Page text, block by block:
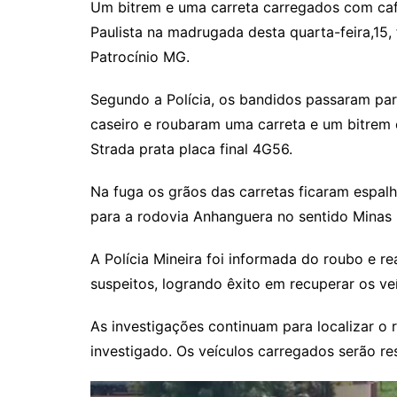
Um bitrem e uma carreta carregados com
Paulista na madrugada desta quarta-
Patrocínio MG.
Segundo a Polícia, os bandidos passaram
caseiro e roubaram uma carreta e um
Strada prata placa final 4G56.
Na fuga os grãos das carretas ficaram
para a rodovia Anhanguera no sentido Minas
A Polícia Mineira foi informada do roubo e
suspeitos, logrando êxito em recuperar os
As investigações continuam para localizar o
investigado. Os veículos carregados serão